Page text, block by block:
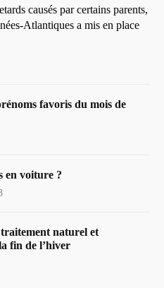
causés par certains parents,
Atlantiques a mis en place
favoris du mois de
en voiture ?
traitement naturel et
fin de l’hiver